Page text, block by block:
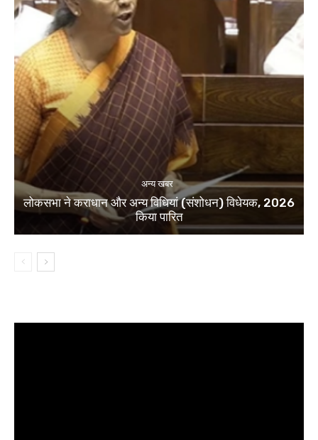
अन्य खबर
लोकसभा ने कराधान और अन्य विधियां (संशोधन) विधेयक, 2026
किया पारित